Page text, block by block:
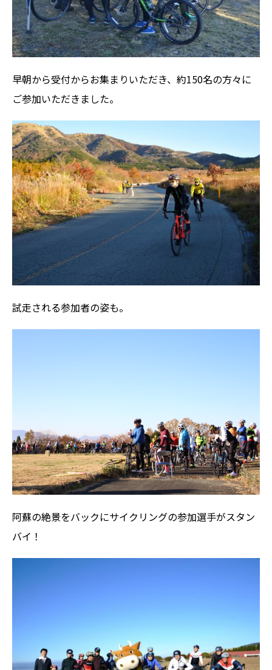
早朝から受付からお集まりいただき、約150名の方々に
ご参加いただきました。
試走される参加者の姿も。
阿蘇の絶景をバックにサイクリングの参加選手がスタン
バイ！